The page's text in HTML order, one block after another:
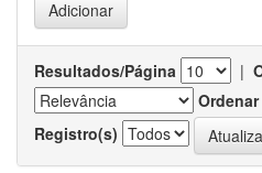
Resultados/Página |
Ordenar
Registro(s)